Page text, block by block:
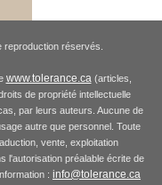
réservés.
www.tolerance.ca(articles,
de propriété intellectuelle
par leurs auteurs. Aucune de
autre que personnel. Toute
vente, exploitation
l'autorisation préalable écrite de
: info@tolerance.ca